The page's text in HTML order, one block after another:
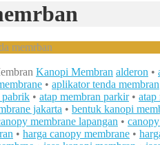
memrban
Kanopi Membran alderon •
• aplikator tenda membran
pabrik • atap membran parkir• atap
jakarta • bentuk kanopi
membrane lapangan •
• harga canopy membrane •